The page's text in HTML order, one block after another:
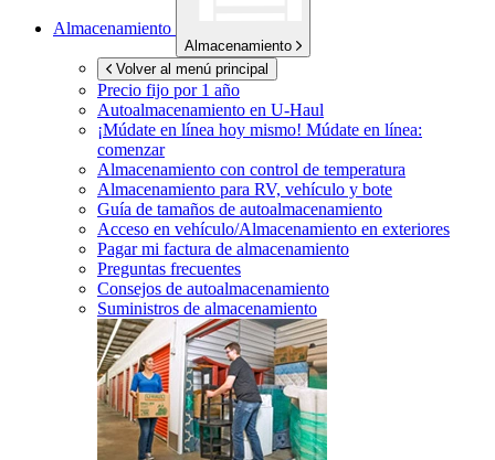
Almacenamiento
Almacenamiento
Volver al menú principal
Precio fijo por 1 año
Autoalmacenamiento en U-Haul
¡Múdate en línea hoy mismo! Múdate en línea:
comenzar
Almacenamiento con control de temperatura
Almacenamiento para RV, vehículo y bote
Guía de tamaños de autoalmacenamiento
Acceso en vehículo/Almacenamiento en exteriores
Pagar mi factura de almacenamiento
Preguntas frecuentes
Consejos de autoalmacenamiento
Suministros de almacenamiento